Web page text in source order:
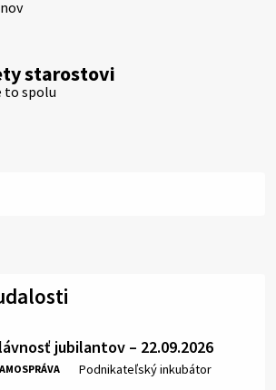
starostovi
to spolu
jubilantov – 22.09.2026
Miesto:
Podnikateľský inkubátor